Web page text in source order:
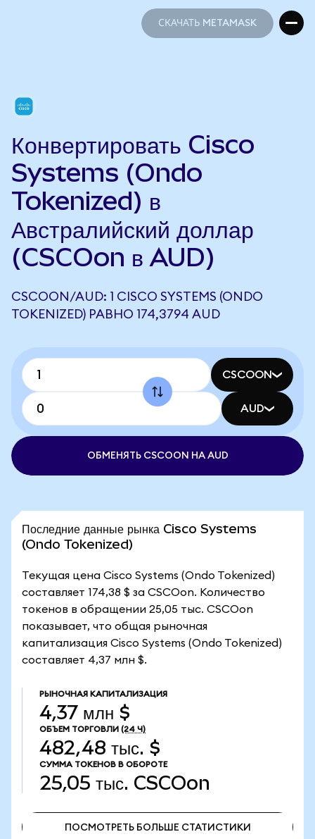
СКАЧАТЬ METAMASK
Конвертировать Cisco
Systems (Ondo
Tokenized) в
Австралийский доллар
(CSCOon в AUD)
CSCOON/AUD: 1 CISCO SYSTEMS (ONDO
TOKENIZED) РАВНО 174,3794 AUD
CSCOON
AUD
ОБМЕНЯТЬ CSCOON НА AUD
Последние данные рынка Cisco Systems
(Ondo Tokenized)
Текущая цена Cisco Systems (Ondo Tokenized)
составляет 174,38 $ за CSCOon. Количество
токенов в обращении 25,05 тыс. CSCOon
показывает, что общая рыночная
капитализация Cisco Systems (Ondo Tokenized)
составляет 4,37 млн $.
РЫНОЧНАЯ КАПИТАЛИЗАЦИЯ
4,37 млн $
ОБЪЕМ ТОРГОВЛИ (24 Ч)
482,48 тыс. $
СУММА ТОКЕНОВ В ОБОРОТЕ
25,05 тыс. CSCOon
ПОСМОТРЕТЬ БОЛЬШЕ СТАТИСТИКИ